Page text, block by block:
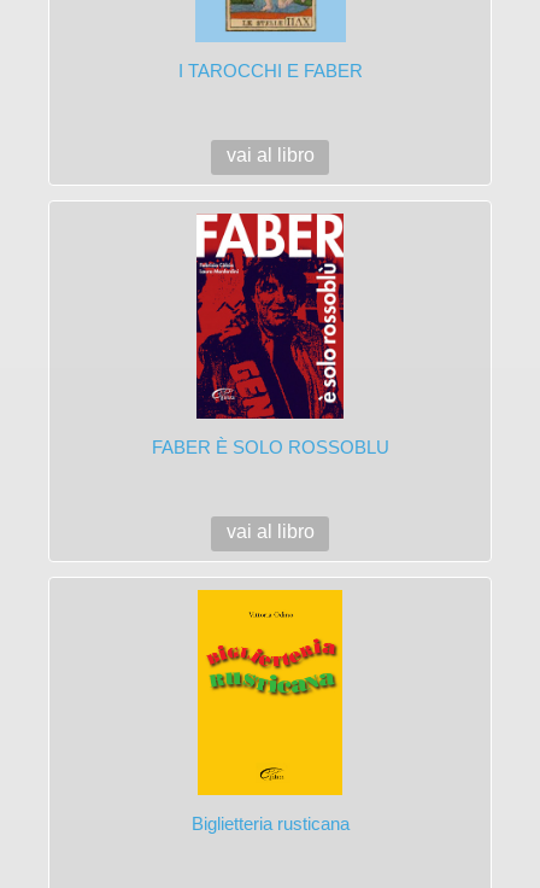
I TAROCCHI E FABER
vai al libro
FABER È SOLO ROSSOBLU
vai al libro
Biglietteria rusticana